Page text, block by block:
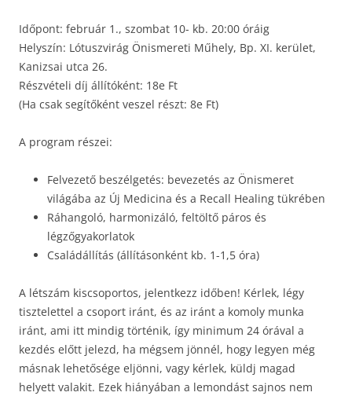
Időpont: február 1., szombat 10- kb. 20:00 óráig
Helyszín: Lótuszvirág Önismereti Műhely, Bp. XI. kerület,
Kanizsai utca 26.
Részvételi díj állítóként: 18e Ft
(Ha csak segítőként veszel részt: 8e Ft)
A program részei:
Felvezető beszélgetés: bevezetés az Önismeret
világába az Új Medicina és a Recall Healing tükrében
Ráhangoló, harmonizáló, feltöltő páros és
légzőgyakorlatok
Családállítás (állításonként kb. 1-1,5 óra)
A létszám kiscsoportos, jelentkezz időben! Kérlek, légy
tisztelettel a csoport iránt, és az iránt a komoly munka
iránt, ami itt mindig történik, így minimum 24 órával a
kezdés előtt jelezd, ha mégsem jönnél, hogy legyen még
másnak lehetősége eljönni, vagy kérlek, küldj magad
helyett valakit. Ezek hiányában a lemondást sajnos nem